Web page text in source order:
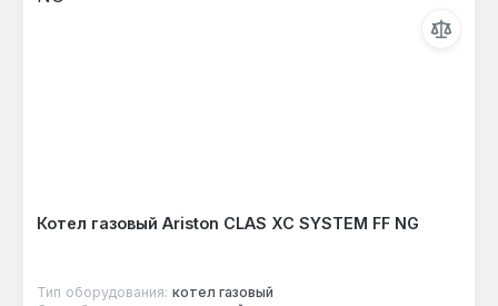
Котел газовый Ariston CLAS XC SYSTEM FF NG
Тип оборудования: котел газовый